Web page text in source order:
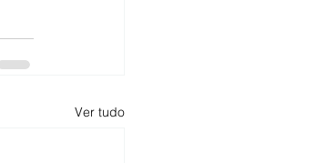
Ver tudo